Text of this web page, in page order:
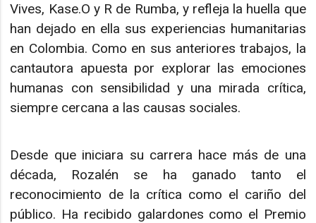
Vives, Kase.O y R de Rumba, y refleja la huella que
han dejado en ella sus experiencias humanitarias
en Colombia. Como en sus anteriores trabajos, la
cantautora apuesta por explorar las emociones
humanas con sensibilidad y una mirada crítica,
siempre cercana a las causas sociales.
Desde que iniciara su carrera hace más de una
década, Rozalén se ha ganado tanto el
reconocimiento de la crítica como el cariño del
público. Ha recibido galardones como el Premio